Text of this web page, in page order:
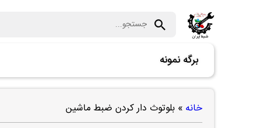
برگه نمونه
خانه » بلوتوث دار كردن ضبط ماشين